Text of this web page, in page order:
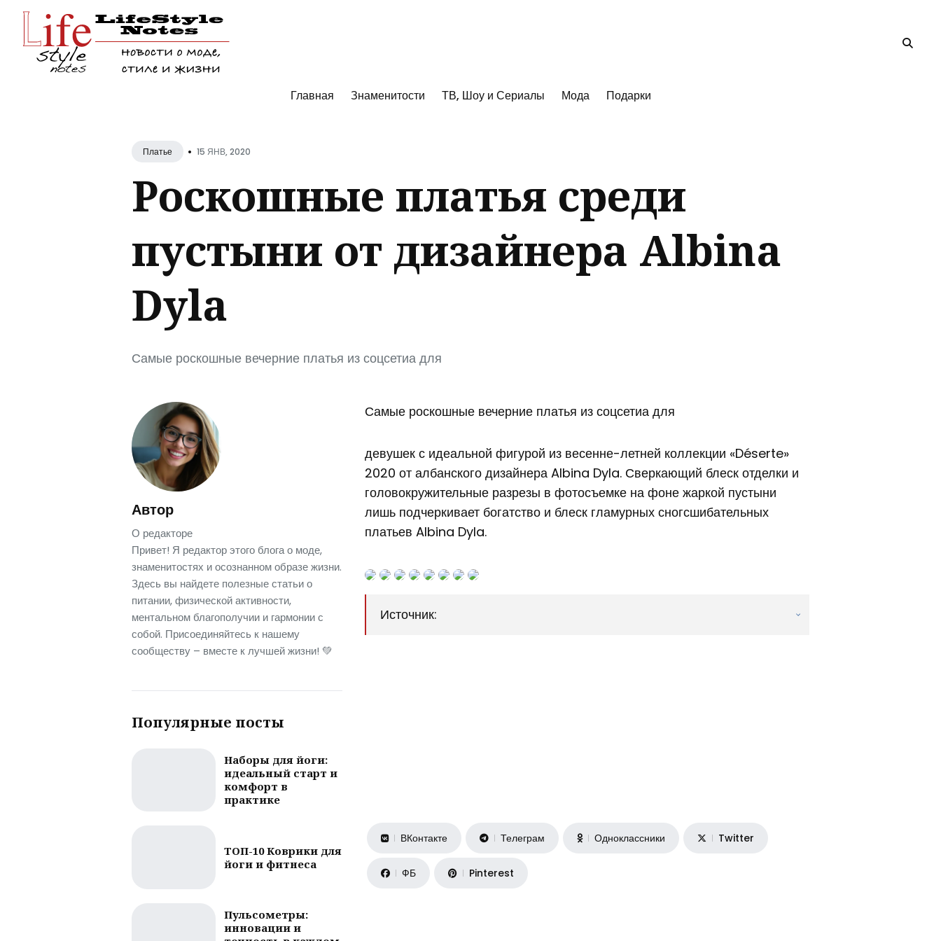
Главная Знаменитости ТВ, Шоу и Сериалы Мода Подарки
по
Платье • 15 ЯНВ, 2020
Роскошные платья среди
пустыни от дизайнера Albina
Dyla
Самые роскошные вечерние платья из соцсетиа для
Автор
О редакторе
Привет! Я редактор этого блога о моде,
знаменитостях и осознанном образе жизни.
Здесь вы найдете полезные статьи о
питании, физической активности,
ментальном благополучии и гармонии с
собой. Присоединяйтесь к нашему
сообществу – вместе к лучшей жизни! 💚
Популярные посты
Наборы для йоги:
идеальный старт и
комфорт в
практике
ТОП-10 Коврики для
йоги и фитнеса
Пульсометры:
инновации и
Самые роскошные вечерние платья из соцсетиа для
девушек с идеальной фигурой из весенне-летней коллекции «Déserte»
2020 от албанского дизайнера Albina Dyla. Сверкающий блеск отделки и
головокружительные разрезы в фотосъемке на фоне жаркой пустыни
лишь подчеркивает богатство и блеск гламурных сногсшибательных
платьев Albina Dyla.
Источник:
ВКонтакте Телеграм Одноклассники Twitter
ФБ Pinterest